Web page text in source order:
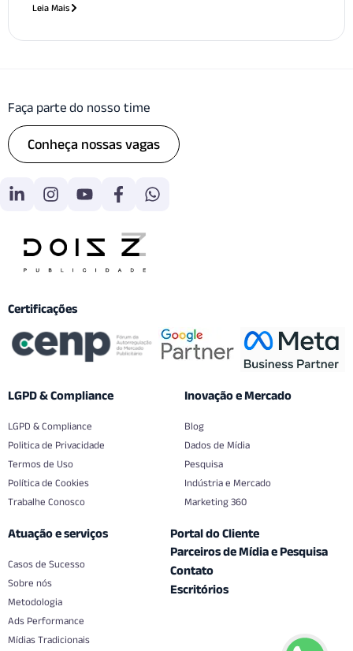
Leia Mais
Faça parte do nosso time
Conheça nossas vagas
Certificações
LGPD & Compliance
LGPD & Compliance
Politica de Privacidade
Termos de Uso
Política de Cookies
Trabalhe Conosco
Inovação e Mercado
Blog
Dados de Mídia
Pesquisa
Indústria e Mercado
Marketing 360
Atuação e serviços
Casos de Sucesso
Sobre nós
Metodologia
Ads Performance
Mídias Tradicionais
Portal do Cliente
Parceiros de Mídia e Pesquisa
Contato
Escritórios